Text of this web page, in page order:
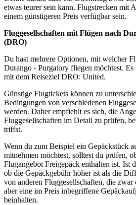
etwas teurer sein kann. Flugstrecken mit
einem günstigeren Preis verfügbar sein.
Fluggesellschaften mit Flügen nach
(DRO)
Du hast mehrere Optionen, mit welcher
Durango - Purgatory fliegen möchtest.
mit dem Reiseziel DRO: United.
Günstige Flugtickets können zu
Bedingungen von verschiedenen
werden. Daher empfiehlt es sich, die
Fluggesellschaften im Detail zu prüfen,
triffst.
Wenn du zum Beispiel ein Gepäckstück
mitnehmen möchtest, solltest du prüfen,
Flugangebot Freigepäck enthalten ist. Ist
ob die Gepäckgebühr höher ist als die
von anderen Fluggesellschaften, die zwar
aber eine im Preis inbegriffene
beinhalten.